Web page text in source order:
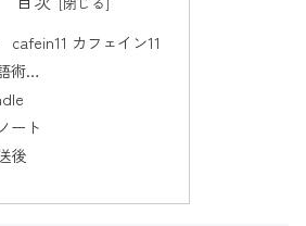
cafein11 カフェイン11
術…
ート
後